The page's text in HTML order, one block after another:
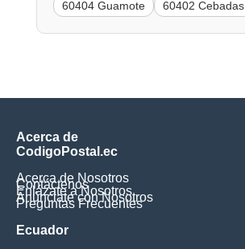
60404 Guamote
60402 Cebadas
Acerca de
CodigoPostal.ec
Acerca de Nosotros
Contáctenos
Enlázate a Nosotros
Anúnciate con Nosotros
Preguntas Frecuentes
Ecuador